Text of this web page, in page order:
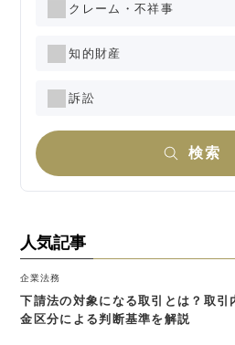
クレーム・不祥事
知的財産
訴訟
検索
人気記事
企業法務
下請法の対象になる取引とは？取引
金区分による判断基準を解説